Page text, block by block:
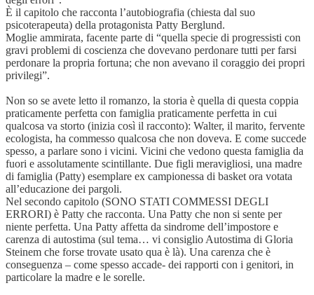
È il capitolo che racconta l’autobiografia (chiesta dal suo
psicoterapeuta) della protagonista Patty Berglund.
Moglie ammirata, facente parte di “quella specie di progressisti con
gravi problemi di coscienza che dovevano perdonare tutti per farsi
perdonare la propria fortuna; che non avevano il coraggio dei propri
privilegi”.
Non so se avete letto il romanzo, la storia è quella di questa coppia
praticamente perfetta con famiglia praticamente perfetta in cui
qualcosa va storto (inizia così il racconto): Walter, il marito, fervente
ecologista, ha commesso qualcosa che non doveva. E come succede
spesso, a parlare sono i vicini. Vicini che vedono questa famiglia da
fuori e assolutamente scintillante. Due figli meravigliosi, una madre
di famiglia (Patty) esemplare ex campionessa di basket ora votata
all’educazione dei pargoli.
Nel secondo capitolo (SONO STATI COMMESSI DEGLI
ERRORI) è Patty che racconta. Una Patty che non si sente per
niente perfetta. Una Patty affetta da sindrome dell’impostore e
carenza di autostima (sul tema… vi consiglio Autostima di Gloria
Steinem che forse trovate usato qua è là). Una carenza che è
conseguenza – come spesso accade- dei rapporti con i genitori, in
particolare la madre e le sorelle.